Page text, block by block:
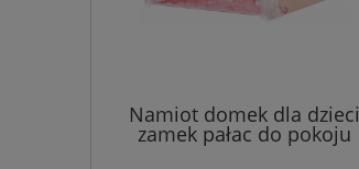
Namiot domek dla dzieci
zamek pałac do pokoju
ogrodu domu + lampki LED